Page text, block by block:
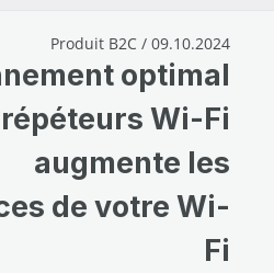
Produit B2C / 09.10.2024
optimal
Wi-Fi
augmente les
de votre Wi-
Fi